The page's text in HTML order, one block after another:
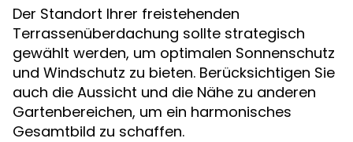
Der Standort Ihrer freistehenden
Terrassenüberdachung sollte strategisch
gewählt werden, um optimalen Sonnenschutz
und Windschutz zu bieten. Berücksichtigen Sie
auch die Aussicht und die Nähe zu anderen
Gartenbereichen, um ein harmonisches
Gesamtbild zu schaffen.